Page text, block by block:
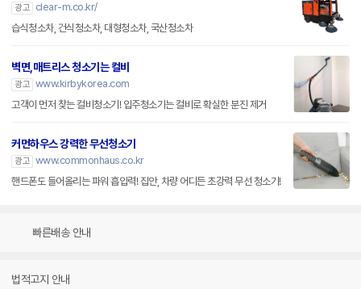
광고
clear-m.co.kr/
습식청소차, 건식청소차, 대형청소차, 국산청소차
벽면,매트리스 청소기는 컬비
광고 www.kirbykorea.com
고객이 먼저 찾는 컬비청소기! 입주청소기는 컬비로 확실한 분진 제거
커먼하우스 강력한 무선청소기
광고 www.commonhaus.co.kr
핸드폰도 들어올리는 파워 흡입력! 집안, 차량 어디든 초강력 무선 청소기!
빠른배송 안내
법적고지 안내